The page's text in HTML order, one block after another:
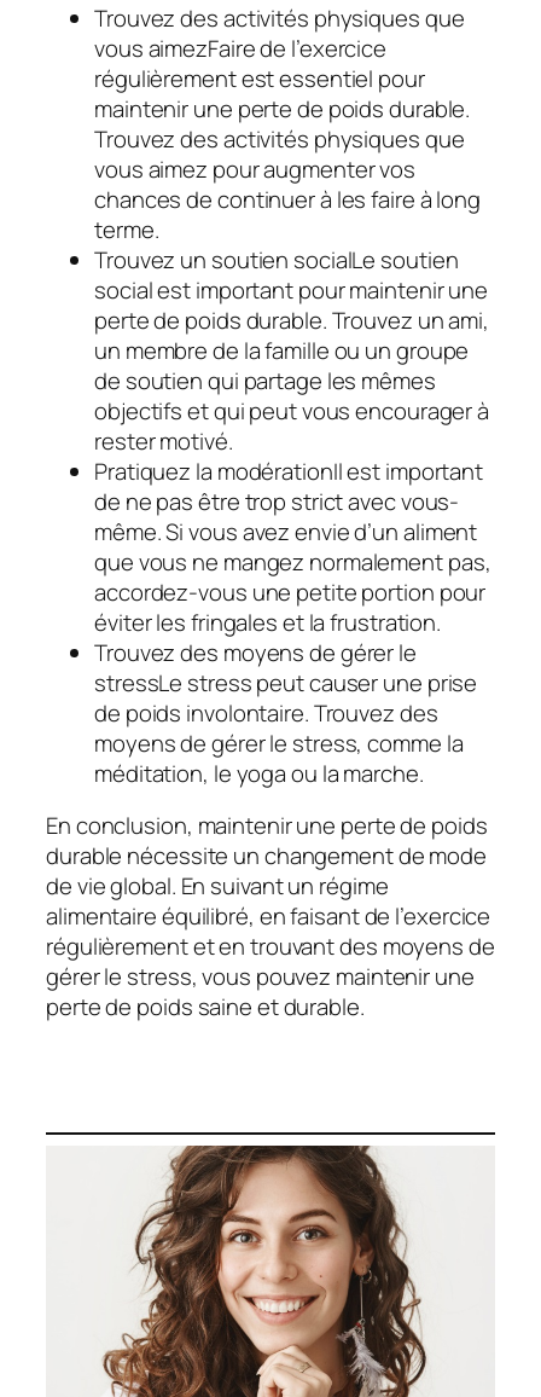
Trouvez des activités physiques que
vous aimezFaire de l’exercice
régulièrement est essentiel pour
maintenir une perte de poids durable.
Trouvez des activités physiques que
vous aimez pour augmenter vos
chances de continuer à les faire à long
terme.
Trouvez un soutien socialLe soutien
social est important pour maintenir une
perte de poids durable. Trouvez un ami,
un membre de la famille ou un groupe
de soutien qui partage les mêmes
objectifs et qui peut vous encourager à
rester motivé.
Pratiquez la modérationIl est important
de ne pas être trop strict avec vous-
même. Si vous avez envie d’un aliment
que vous ne mangez normalement pas,
accordez-vous une petite portion pour
éviter les fringales et la frustration.
Trouvez des moyens de gérer le
stressLe stress peut causer une prise
de poids involontaire. Trouvez des
moyens de gérer le stress, comme la
méditation, le yoga ou la marche.
En conclusion, maintenir une perte de poids
durable nécessite un changement de mode
de vie global. En suivant un régime
alimentaire équilibré, en faisant de l’exercice
régulièrement et en trouvant des moyens de
gérer le stress, vous pouvez maintenir une
perte de poids saine et durable.